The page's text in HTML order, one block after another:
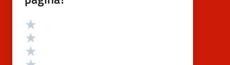
Valutazione